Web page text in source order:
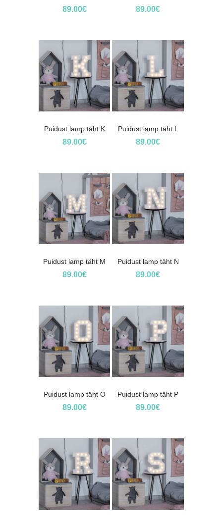
89.00€ 89.00€
Puidust lamp täht K
89.00€
Puidust lamp täht L
89.00€
Puidust lamp täht M
89.00€
Puidust lamp täht N
89.00€
Puidust lamp täht O
89.00€
Puidust lamp täht P
89.00€